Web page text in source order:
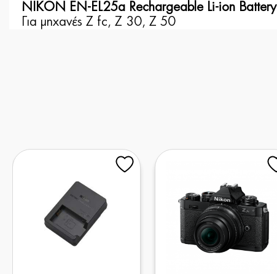
NIKON EN-EL25a Rechargeable Li-ion Battery
Για μηχανές Z fc, Z 30, Z 50